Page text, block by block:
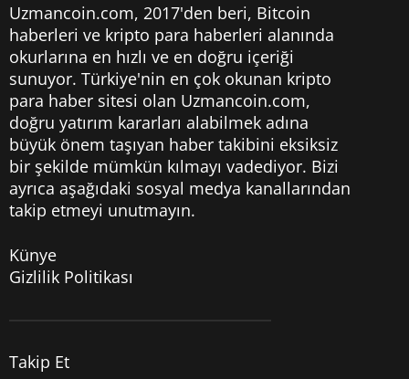
Uzmancoin.com, 2017'den beri, Bitcoin
haberleri ve kripto para haberleri alanında
okurlarına en hızlı ve en doğru içeriği
sunuyor. Türkiye'nin en çok okunan kripto
para haber sitesi olan Uzmancoin.com,
doğru yatırım kararları alabilmek adına
büyük önem taşıyan haber takibini eksiksiz
bir şekilde mümkün kılmayı vadediyor. Bizi
ayrıca aşağıdaki sosyal medya kanallarından
takip etmeyi unutmayın.
Künye
Gizlilik Politikası
Takip Et